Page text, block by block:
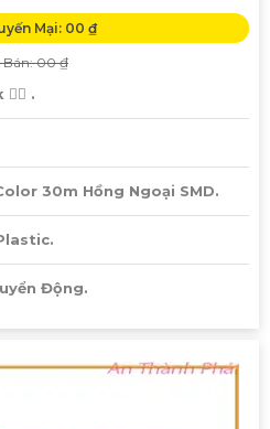
Mại: 00 ₫
Bán: 00 ₫
.
30m Hồng Ngoại SMD.
Động.